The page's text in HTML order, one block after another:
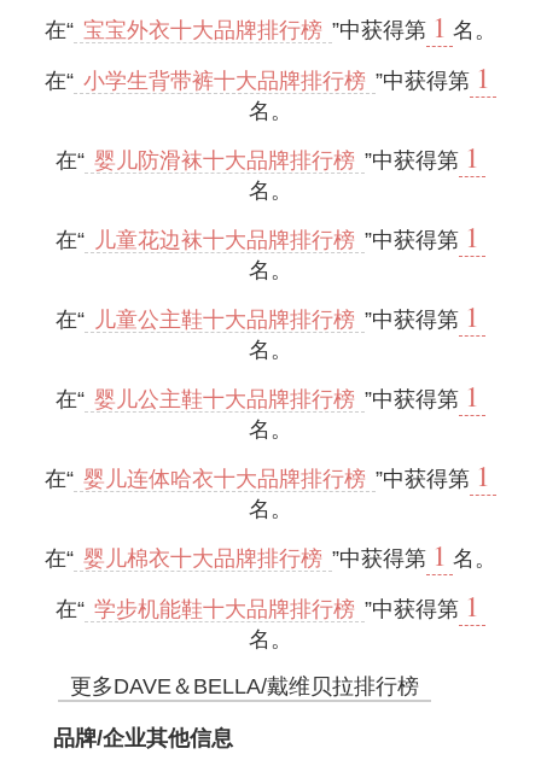
在“ 宝宝外衣十大品牌排行榜 ”中获得第 1 名。
在“ 小学生背带裤十大品牌排行榜 ”中获得第 1
名。
在“ 婴儿防滑袜十大品牌排行榜 ”中获得第 1
名。
在“ 儿童花边袜十大品牌排行榜 ”中获得第 1
名。
在“ 儿童公主鞋十大品牌排行榜 ”中获得第 1
名。
在“ 婴儿公主鞋十大品牌排行榜 ”中获得第 1
名。
在“ 婴儿连体哈衣十大品牌排行榜 ”中获得第 1
名。
在“ 婴儿棉衣十大品牌排行榜 ”中获得第 1 名。
在“ 学步机能鞋十大品牌排行榜 ”中获得第 1
名。
更多DAVE＆BELLA/戴维贝拉排行榜
品牌/企业其他信息